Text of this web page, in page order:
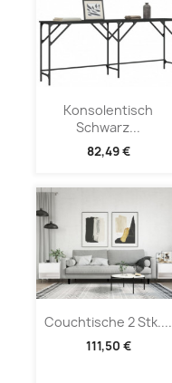
Konsolentisch
Schwarz...
82,49 €
Couchtische 2 Stk....
111,50 €